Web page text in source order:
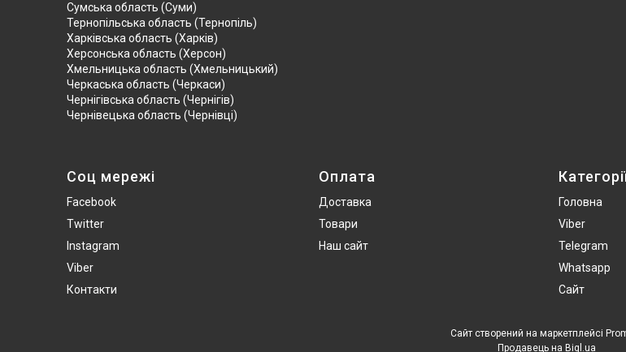
Сумська область (Суми)
Тернопільська область (Тернопіль)
Харківська область (Харків)
Херсонська область (Херсон)
Хмельницька область (Хмельницький)
Черкаська область (Черкаси)
Чернігівська область (Чернігів)
Чернівецька область (Чернівці)
Соц мережі
Facebook
Twitter
Instagram
Viber
Контакти
Оплата
Доставка
Товари
Наш сайт
Головна
Viber
Telegram
Whatsapp
Сайт
Сайт створений на маркетплейсі
Продавець на Bigl.ua